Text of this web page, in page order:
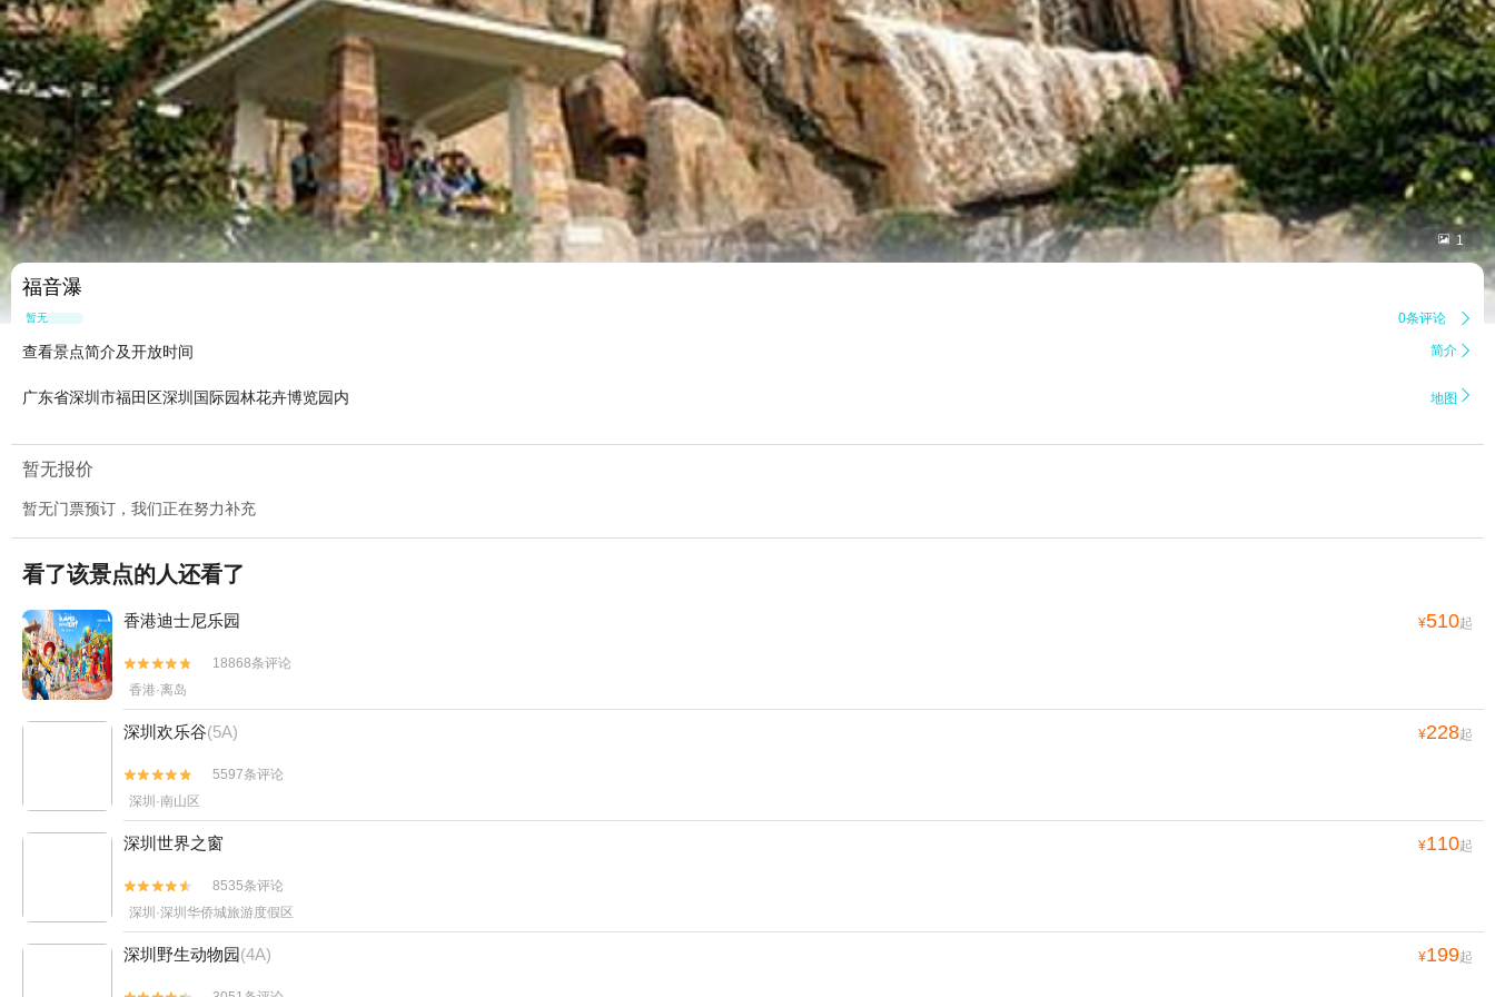
 1
福音瀑
暂无点评 0条评论 
查看景点简介及开放时间 简介 
广东省深圳市福田区深圳国际园林花卉博览园内 地图 
暂无报价
暂无门票预订，我们正在努力补充
看了该景点的人还看了
香港迪士尼乐园 ¥510起


18868条评论
香港·离岛
深圳欢乐谷(5A) ¥228起


5597条评论
深圳·南山区
深圳世界之窗 ¥110起


8535条评论
深圳·深圳华侨城旅游度假区
深圳野生动物园(4A) ¥199起